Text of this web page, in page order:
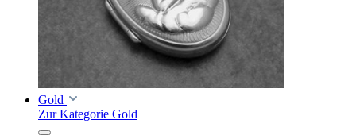
Gold
Zur Kategorie Gold